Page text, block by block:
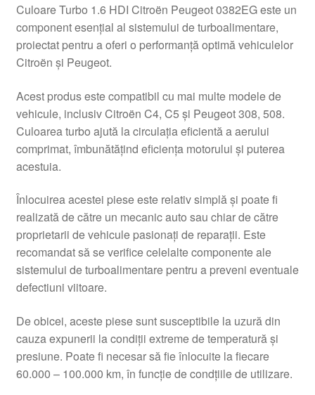
Culoare Turbo 1.6 HDI Citroën Peugeot 0382EG este un
component esențial al sistemului de turboalimentare,
proiectat pentru a oferi o performanță optimă vehiculelor
Citroën și Peugeot.
Acest produs este compatibil cu mai multe modele de
vehicule, inclusiv Citroën C4, C5 și Peugeot 308, 508.
Culoarea turbo ajută la circulația eficientă a aerului
comprimat, îmbunătățind eficiența motorului și puterea
acestuia.
Înlocuirea acestei piese este relativ simplă și poate fi
realizată de către un mecanic auto sau chiar de către
proprietarii de vehicule pasionați de reparații. Este
recomandat să se verifice celelalte componente ale
sistemului de turboalimentare pentru a preveni eventuale
defectiuni viitoare.
De obicei, aceste piese sunt susceptibile la uzură din
cauza expunerii la condiții extreme de temperatură și
presiune. Poate fi necesar să fie înlocuite la fiecare
60.000 – 100.000 km, în funcție de condțiile de utilizare.